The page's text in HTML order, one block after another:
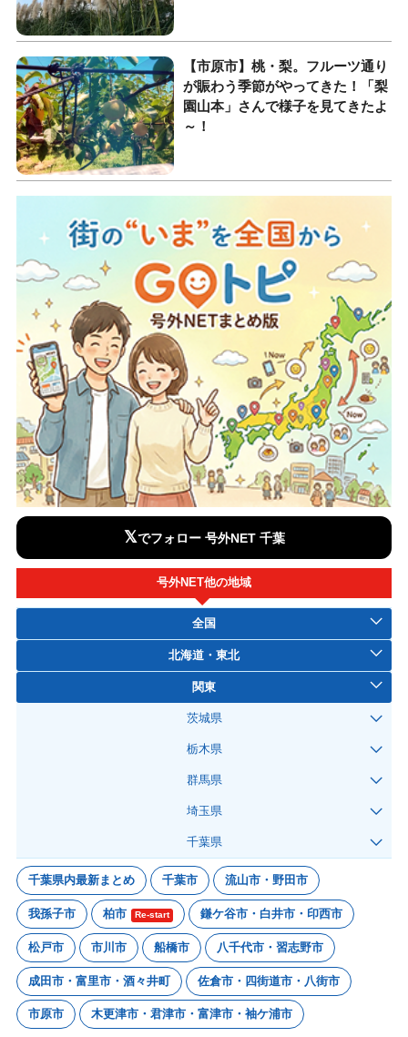
【市原市】桃・梨。フルーツ通り
が賑わう季節がやってきた！「梨
園山本」さんで様子を見てきたよ
～！
𝕏でフォロー 号外NET 千葉
号外NET他の地域
全国
北海道・東北
関東
茨城県
栃木県
群馬県
埼玉県
千葉県
千葉県内最新まとめ 千葉市 流山市・野田市
我孫子市 柏市 Re-start 鎌ケ谷市・白井市・印西市
松戸市 市川市 船橋市 八千代市・習志野市
成田市・富里市・酒々井町 佐倉市・四街道市・八街市
市原市 木更津市・君津市・富津市・袖ケ浦市